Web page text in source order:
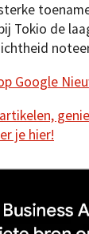
Tokio de
Google
je hier!